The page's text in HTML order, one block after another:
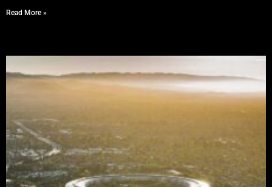
Read More »